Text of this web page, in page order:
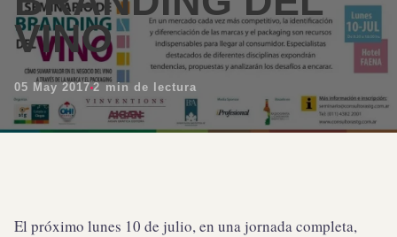
VINO
05 May 2017 2 min de lectura
El próximo lunes 10 de julio, en una jornada completa,